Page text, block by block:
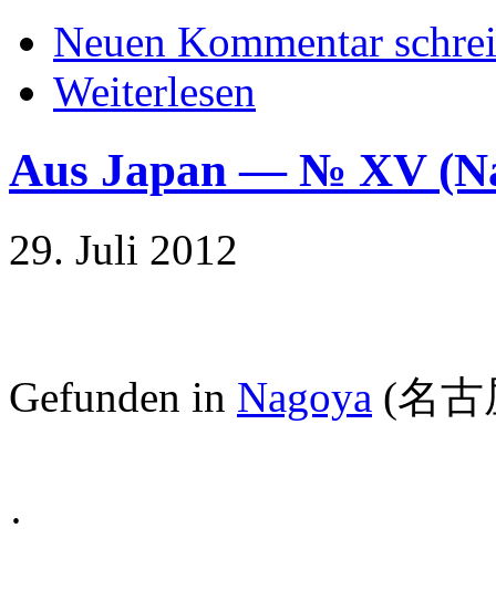
Neuen Kommentar
Weiterlesen
Aus Japan — № XV
29. Juli 2012
Gefunden in Nagoya (名古
·